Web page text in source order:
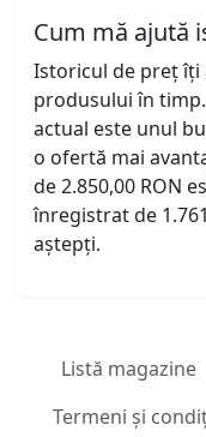
Cum mă ajută
Istoricul de preț
produsului în
actual este unul
o ofertă mai
de 2.850,00 RON
înregistrat de
aștepți.
Listă magazine
Termeni și